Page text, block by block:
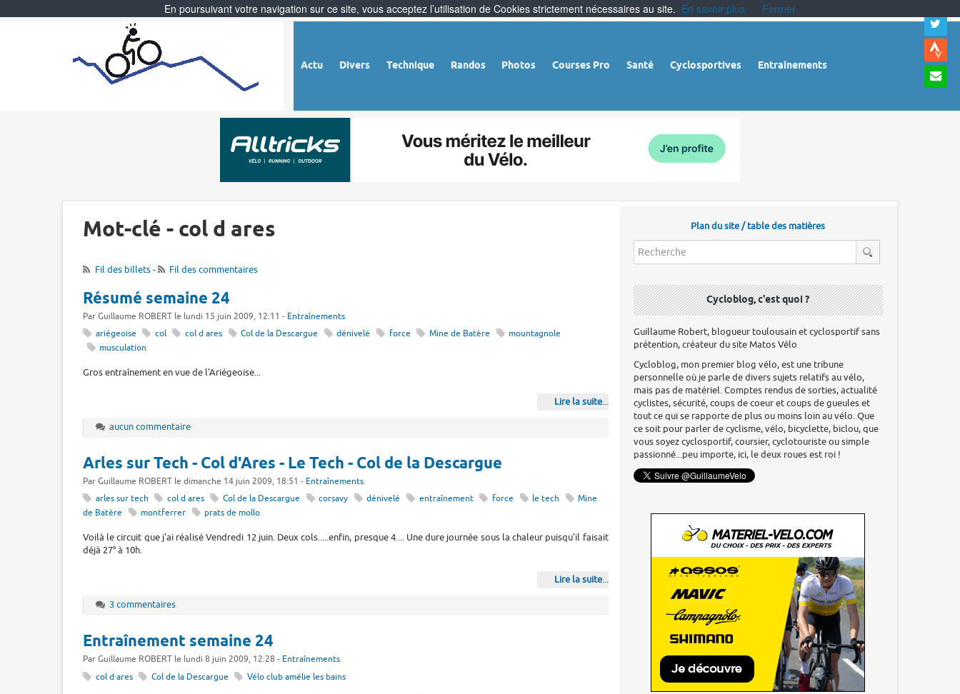
Actu Divers Technique Randos Photos Courses Pro Santé Cyclosportives Entraînements
à
Mot-clé - col d ares
Fil des billets- Fil des commentaires
Résumé semaine 24
Par Guillaume ROBERT le lundi 15 juin 2009, 12:11 - Entraînements
ariégeoise
col col d ares Col de la Descargue dénivelé force Mine de Batère
mountagnole
musculation
Gros entraînement en vue de l'Ariégeoise...
Lire la suite...
aucun commentaire
Arles sur Tech - Col d'Ares - Le Tech - Col de la Descargue
Par Guillaume ROBERT le dimanche 14 juin 2009, 18:51 - Entraînements
arles sur tech
col d ares Col de la Descargue corsavy dénivelé entraînement force le tech
Mine
de Batère
montferrer prats de mollo
Voilà le circuit que j'ai réalisé Vendredi 12 juin. Deux cols.....enfin, presque 4.... Une dure journée sous la chaleur puisqu'il faisait
déjà 27° à 10h.
Lire la suite...
3 commentaires
Entraînement semaine 24
Par Guillaume ROBERT le lundi 8 juin 2009, 12:28 - Entraînements
col d ares
Col de la Descargue Vélo club amélie les bains
Plan du site / table des matières
Cycloblog, c'est quoi ?
Guillaume Robert, blogueur toulousain et cyclosportif sans
prétention, créateur du site Matos Vélo
Cycloblog, mon premier blog vélo, est une tribune
personnelle où je parle de divers sujets relatifs au vélo,
mais pas de matériel. Comptes rendus de sorties, actualité
cyclistes, sécurité, coups de coeur et coups de gueules et
tout ce qui se rapporte de plus ou moins loin au vélo. Que
ce soit pour parler de cyclisme, vélo, bicyclette, biclou, que
vous soyez cyclosportif, coursier, cyclotouriste ou simple
passionné...peu importe, ici, le deux roues est roi !
En poursuivant votre navigation sur ce site, vous acceptez l’utilisation de Cookies strictement nécessaires au site. En savoir plus Fermer